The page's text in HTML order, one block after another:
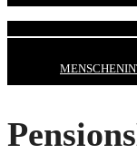
MENSCHEN